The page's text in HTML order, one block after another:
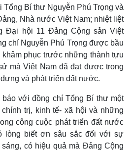
Tổng Bí thư Nguyễn Phú Trọng và
Nhà nước Việt Nam; nhiệt liệt
Đại hội 11 Đảng Cộng sản Việt
chí Nguyễn Phú Trọng được bầu
khâm phục trước những thành tựu
mà Việt Nam đã đạt được trong
và phát triển đất nước.
báo với đồng chí Tổng Bí thư một
trị, kinh tế- xã hội và những
công cuộc phát triển đất nước
lòng biết ơn sâu sắc đối với sự
có hiệu quả mà Đảng Cộng